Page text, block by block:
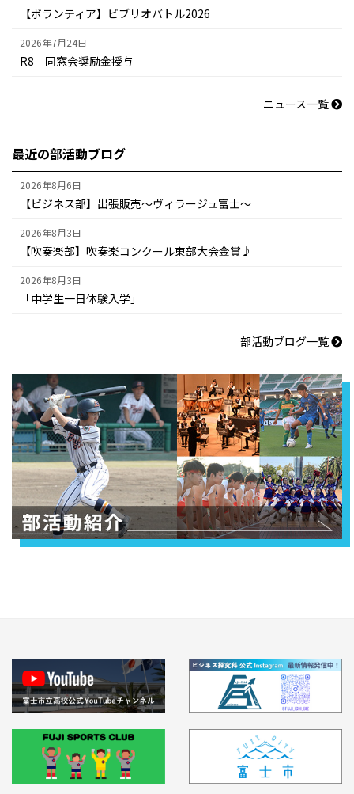
【ボランティア】ビブリオバトル2026
R8 同窓会奨励金授与
2026年7月24日
ニュース一覧
最近の部活動ブログ
【ビジネス部】出張販売～ヴィラージュ富士～
2026年8月6日
【吹奏楽部】吹奏楽コンクール東部大会金賞♪
2026年8月3日
「中学生一日体験入学」
2026年8月3日
部活動ブログ一覧